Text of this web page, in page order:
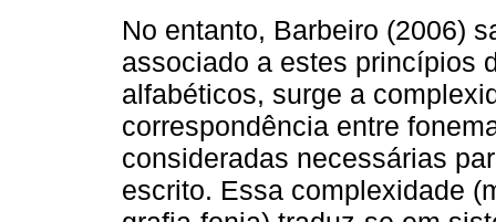
No entanto, Barbeiro (2006)
associado a estes princípios
alfabéticos, surge a
correspondência entre
consideradas necessárias
escrito. Essa complexidade